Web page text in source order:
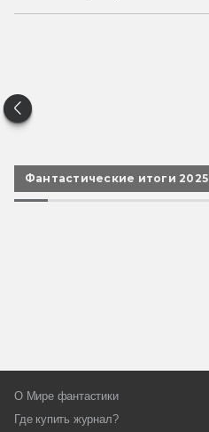
Фантастические итоги 2025
О Мире фантастики
Где купить журнал?